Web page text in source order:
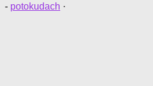
- potokudach ·